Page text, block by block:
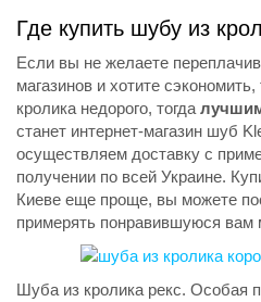
Где купить шубу из
Если вы не желаете
магазинов и хотите
кролика недорого, тогда
станет интернет-магазин шуб
осуществляем доставку с
получении по всей Украине.
Киеве еще проще, вы можете
примерять понравившуюся вам
Шуба из кролика рекс. Особая